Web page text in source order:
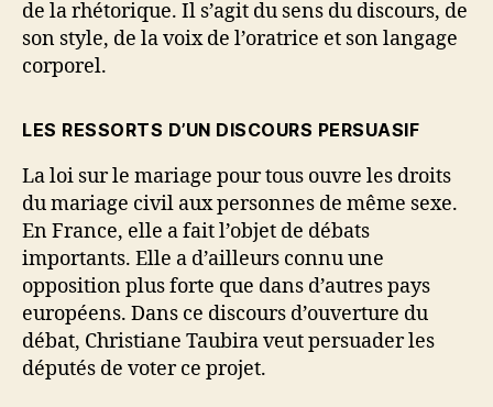
de la rhétorique. Il s’agit du sens du discours, de
son style, de la voix de l’oratrice et son langage
corporel.
LES RESSORTS D’UN DISCOURS PERSUASIF
La loi sur le mariage pour tous ouvre les droits
du mariage civil aux personnes de même sexe.
En France, elle a fait l’objet de débats
importants. Elle a d’ailleurs connu une
opposition plus forte que dans d’autres pays
européens. Dans ce discours d’ouverture du
débat, Christiane Taubira veut persuader les
députés de voter ce projet.